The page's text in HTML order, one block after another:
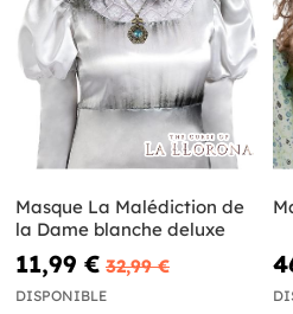
Masque La Malédiction de
la Dame blanche deluxe
11,99 € 32,99 €
DISPONIBLE